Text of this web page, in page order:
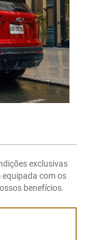
exclusivas
equipada com os
benefícios.